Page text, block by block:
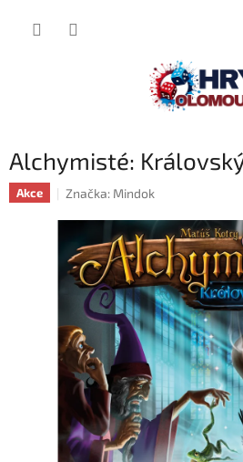
Alchymisté:
Akce Značka: Mindok